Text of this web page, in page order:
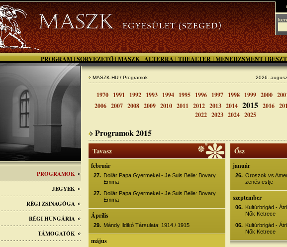
PROGRAM | SORVEZETŐ | MASZK | ALTERRA | THEALTER | MENEDZSMENT | BESZT
PROGRAMOK
JEGYEK
RÉGI ZSINAGÓGA
RÉGI HUNGÁRIA
TÁMOGATÓK
MASZK.HU / Programok 2026.
1970 1991 1992 1993 1994 1995 1996 1997 1998 1999 2000
2006 2007 2008 2009 2010 2011 2012 2013 2014 2015 2016
2022 2023 2024 2025
Programok 2015
Tavasz
február
27. Dollár Papa Gyermekei - Je Suis Belle: Bovary
Emma
27. Dollár Papa Gyermekei - Je Suis Belle: Bovary
Emma
Április
29. Mándy Ildikó Társulata: 1914 / 1915
május
Ősz
január
26. Oroszok vs
zenés estje
szeptember
06. Kultúrbrigád -
Nők Ketrece
06. Kultúrbrigád -
Nők Ketrece